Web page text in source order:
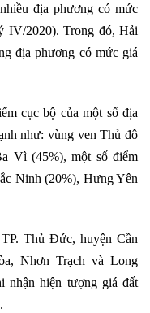
địa phương có mức
IV/2020). Trong đó, Hải
địa phương có mức giá
cục bộ của một số địa
như: vùng ven Thủ đô
Vì (45%), một số điểm
Ninh (20%), Hưng Yên
Thủ Đức, huyện Cần
Nhơn Trạch và Long
hiện tượng giá đất